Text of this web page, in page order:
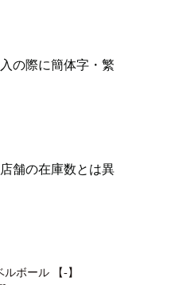
の際に簡体字・繁
舗の在庫数とは異
ルボール 【-】